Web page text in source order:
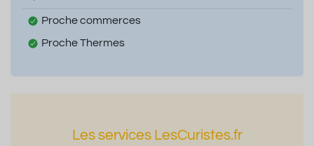
Proche commerces
Proche Thermes
Les services LesCuristes.fr